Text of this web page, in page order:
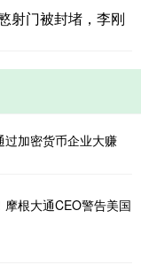
射门被封堵，李刚
加密货币企业大赚
根大通CEO警告美国